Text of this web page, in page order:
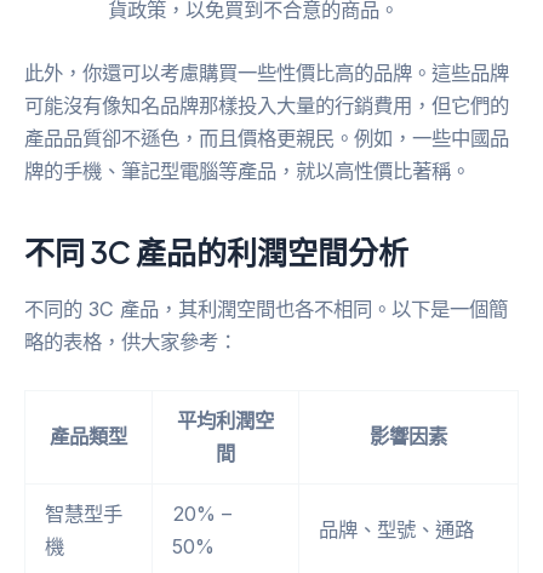
貨政策，以免買到不合意的商品。
此外，你還可以考慮購買一些性價比高的品牌。這些品牌
可能沒有像知名品牌那樣投入大量的行銷費用，但它們的
產品品質卻不遜色，而且價格更親民。例如，一些中國品
牌的手機、筆記型電腦等產品，就以高性價比著稱。
不同 3C 產品的利潤空間分析
不同的 3C 產品，其利潤空間也各不相同。以下是一個簡
略的表格，供大家參考：
產品類型
平均利潤空
間
影響因素
智慧型手
機
20% –
50%
品牌、型號、通路